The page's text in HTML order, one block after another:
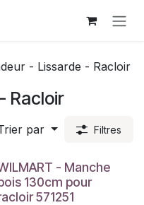
- Lissarde - Racloir
Racloir
par Filtres
- Manche
130cm pour
571251